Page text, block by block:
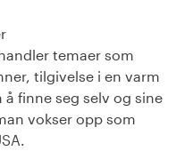
temaer som
tilgivelse i en varm
å finne seg selv og sine
vokser opp som